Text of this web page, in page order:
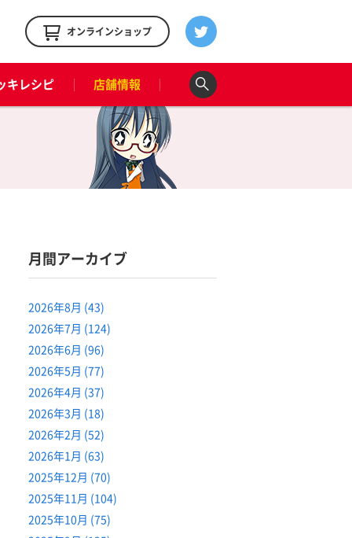
オンラインショップ
キレシピ 店舗情報
月間アーカイブ
2026年8月 (43)
2026年7月 (124)
2026年6月 (96)
2026年5月 (77)
2026年4月 (37)
2026年3月 (18)
2026年2月 (52)
2026年1月 (63)
2025年12月 (70)
2025年11月 (104)
2025年10月 (75)